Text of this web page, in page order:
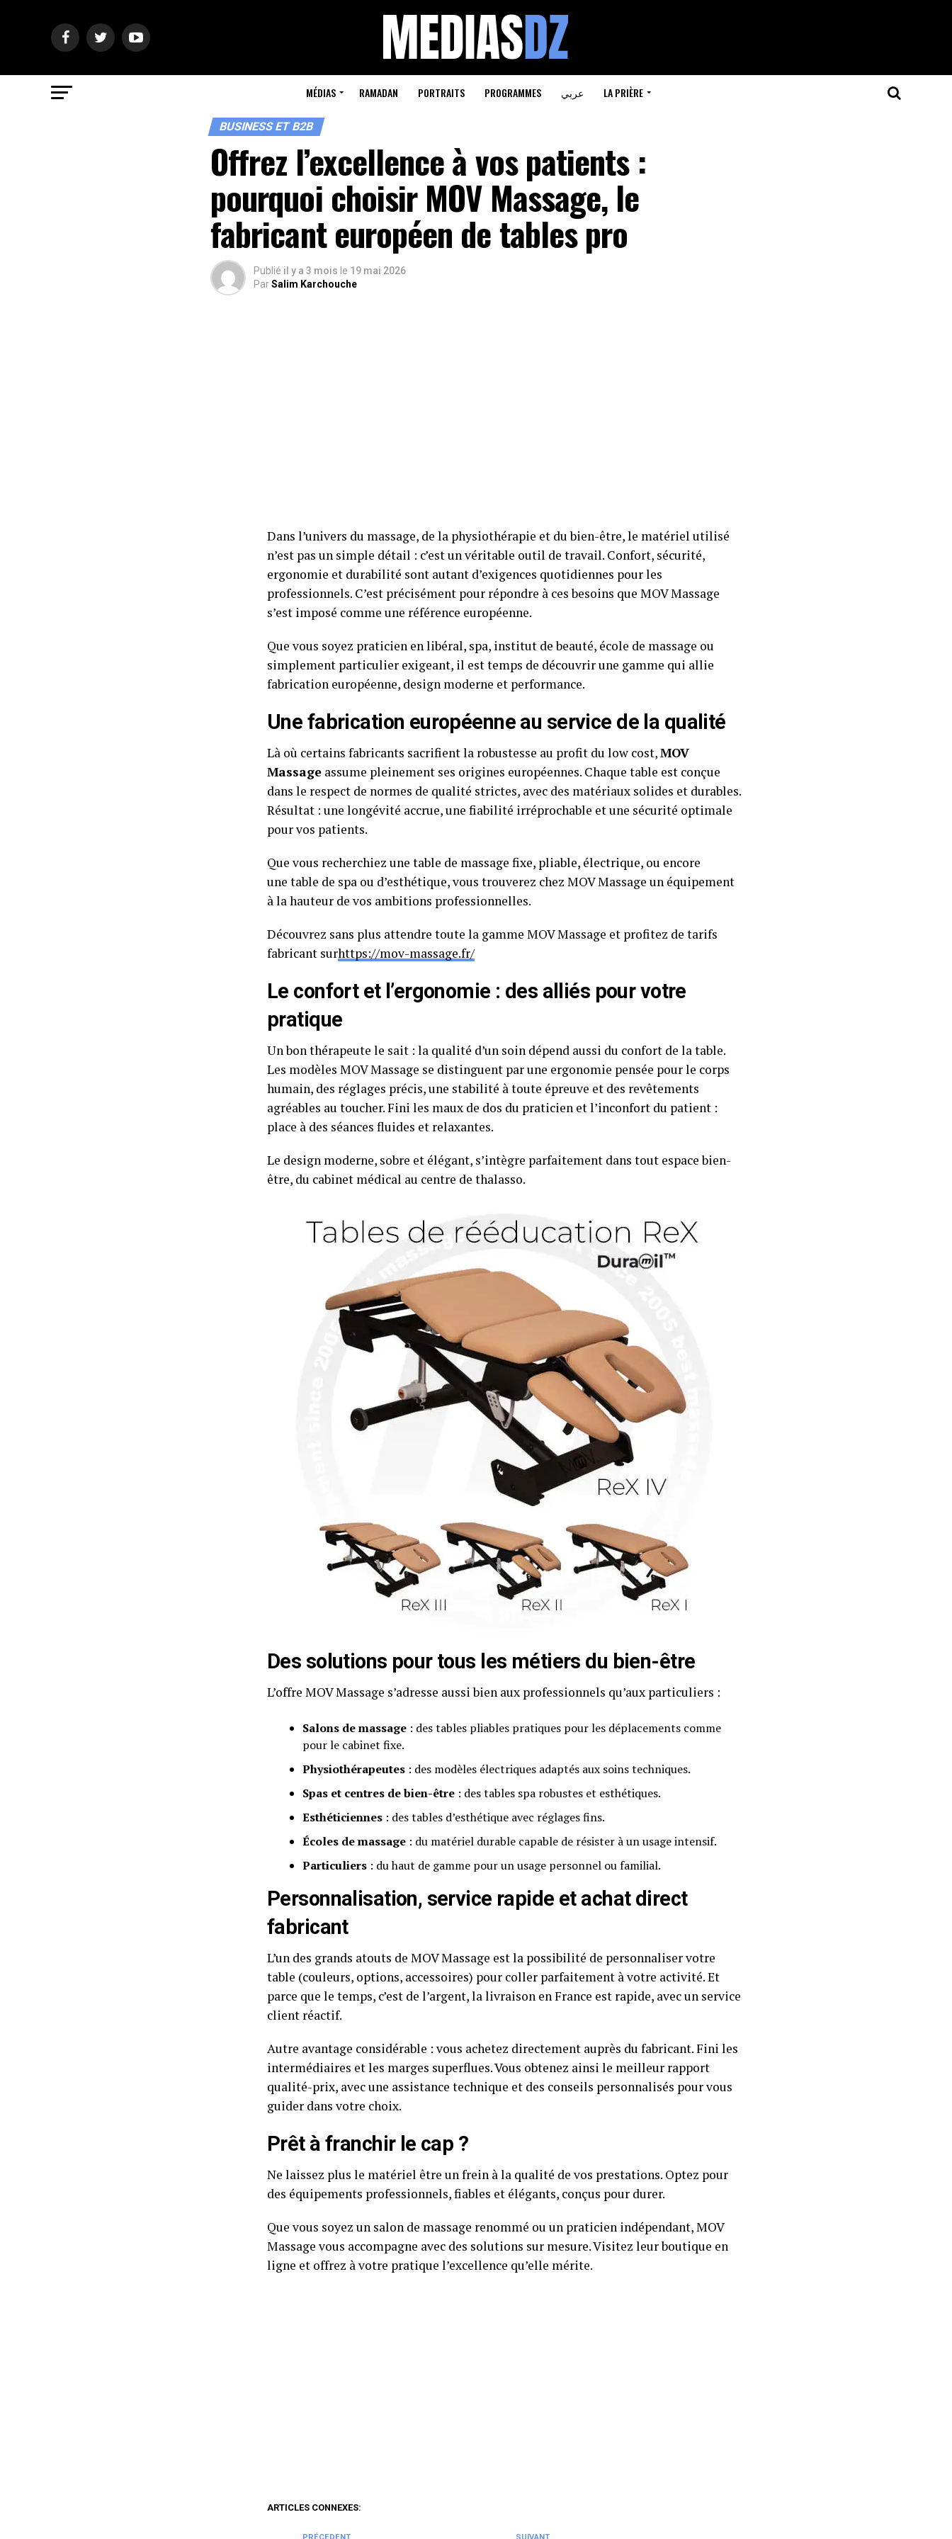
MÉDIAS RAMADAN PORTRAITS PROGRAMMES عربي LA PRIÈRE
BUSINESS ET B2B
Offrez l’excellence à vos patients :
pourquoi choisir MOV Massage, le
fabricant européen de tables pro
Publié il y a 3 mois le 19 mai 2026
ParSalim Karchouche
Dans l’univers du massage, de la physiothérapie et du bien-être, le matériel utilisé
n’est pas un simple détail : c’est un véritable outil de travail. Confort, sécurité,
ergonomie et durabilité sont autant d’exigences quotidiennes pour les
professionnels. C’est précisément pour répondre à ces besoins que MOV Massage
s’est imposé comme une référence européenne.
Que vous soyez praticien en libéral, spa, institut de beauté, école de massage ou
simplement particulier exigeant, il est temps de découvrir une gamme qui allie
fabrication européenne, design moderne et performance.
Une fabrication européenne au service de la qualité
Là où certains fabricants sacrifient la robustesse au profit du low cost,MOV
Massage assume pleinement ses origines européennes. Chaque table est conçue
dans le respect de normes de qualité strictes, avec des matériaux solides et durables.
Résultat : une longévité accrue, une fiabilité irréprochable et une sécurité optimale
pour vos patients.
Que vous recherchiez une table de massage fixe, pliable, électrique, ou encore
une table de spa ou d’esthétique, vous trouverez chez MOV Massage un équipement
à la hauteur de vos ambitions professionnelles.
Découvrez sans plus attendre toute la gamme MOV Massage et profitez de tarifs
fabricant surhttps://mov-massage.fr/
Le confort et l’ergonomie : des alliés pour votre
pratique
Un bon thérapeute le sait : la qualité d’un soin dépend aussi du confort de la table.
Les modèles MOV Massage se distinguent par une ergonomie pensée pour le corps
humain, des réglages précis, une stabilité à toute épreuve et des revêtements
agréables au toucher. Fini les maux de dos du praticien et l’inconfort du patient :
place à des séances fluides et relaxantes.
Le design moderne, sobre et élégant, s’intègre parfaitement dans tout espace bien-
être, du cabinet médical au centre de thalasso.
Des solutions pour tous les métiers du bien-être
L’offre MOV Massage s’adresse aussi bien aux professionnels qu’aux particuliers :
Salons de massage : des tables pliables pratiques pour les déplacements comme
pour le cabinet fixe.
Physiothérapeutes : des modèles électriques adaptés aux soins techniques.
Spas et centres de bien-être : des tables spa robustes et esthétiques.
Esthéticiennes : des tables d’esthétique avec réglages fins.
Écoles de massage : du matériel durable capable de résister à un usage intensif.
Particuliers : du haut de gamme pour un usage personnel ou familial.
Personnalisation, service rapide et achat direct
fabricant
L’un des grands atouts de MOV Massage est la possibilité de personnaliser votre
table (couleurs, options, accessoires) pour coller parfaitement à votre activité. Et
parce que le temps, c’est de l’argent, la livraison en France est rapide, avec un service
client réactif.
Autre avantage considérable : vous achetez directement auprès du fabricant. Fini les
intermédiaires et les marges superflues. Vous obtenez ainsi le meilleur rapport
qualité-prix, avec une assistance technique et des conseils personnalisés pour vous
guider dans votre choix.
Prêt à franchir le cap ?
Ne laissez plus le matériel être un frein à la qualité de vos prestations. Optez pour
des équipements professionnels, fiables et élégants, conçus pour durer.
Que vous soyez un salon de massage renommé ou un praticien indépendant, MOV
Massage vous accompagne avec des solutions sur mesure. Visitez leur boutique en
ligne et offrez à votre pratique l’excellence qu’elle mérite.
ARTICLES CONNEXES: